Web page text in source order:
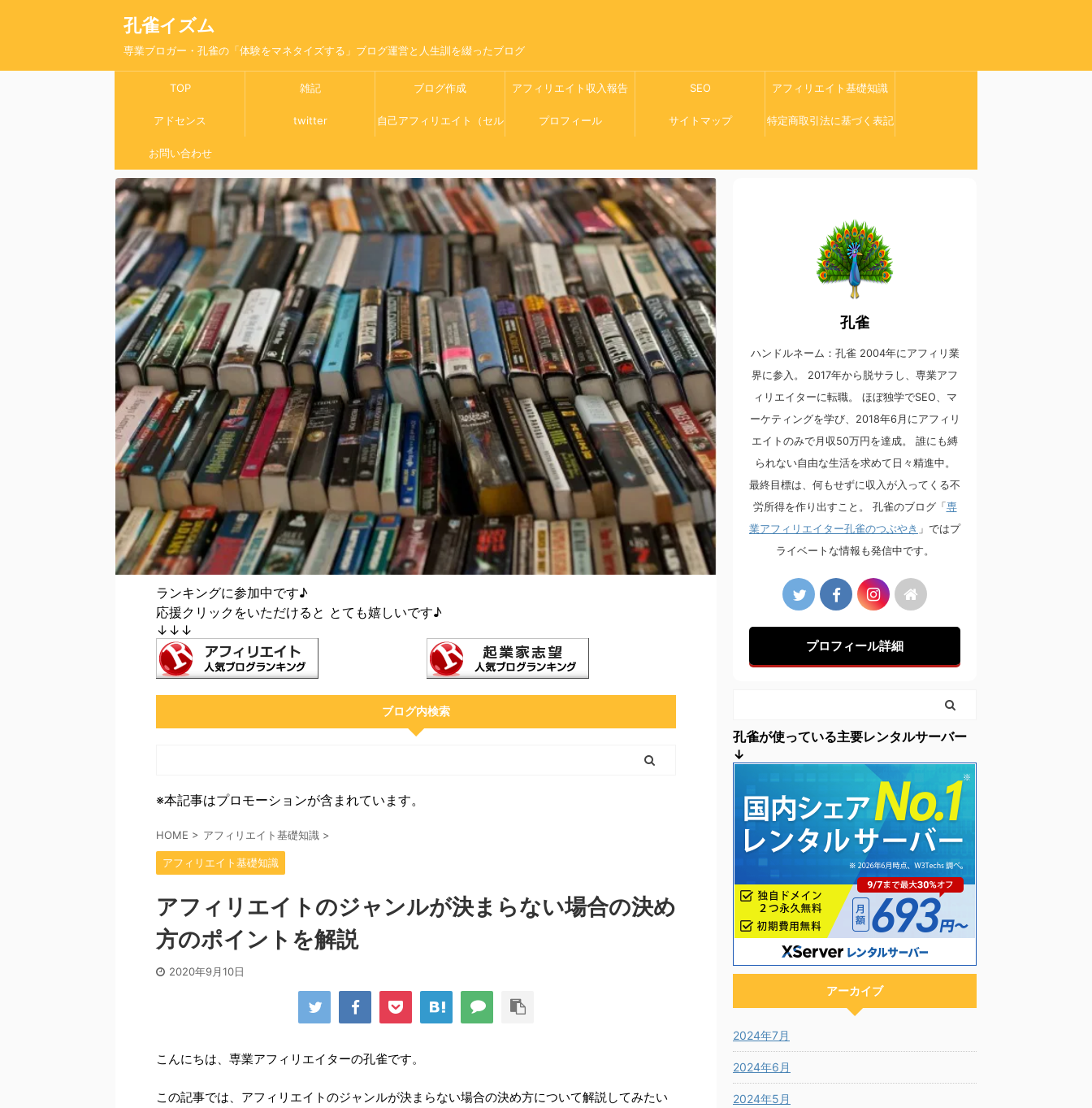
孔雀イズム
専業ブロガー・孔雀の「体験をマネタイズする」ブログ運営と人生訓を綴ったブログ
TOP 雑記 ブログ作成 アフィリエイト収入報告 SEO アフィリエイト基礎知識
アドセンス twitter 自己アフィリエイト（セル プロフィール サイトマップ 特定商取引法に基づく表記
お問い合わせ
ランキングに参加中です♪
応援クリックをいただけると とても嬉しいです♪
↓↓↓
ブログ内検索
※本記事はプロモーションが含まれています。
HOME > アフィリエイト基礎知識 >
アフィリエイト基礎知識
アフィリエイトのジャンルが決まらない場合の決め
方のポイントを解説
2020年9月10日
こんにちは、専業アフィリエイターの孔雀です。
この記事では、アフィリエイトのジャンルが決まらない場合の決め方について解説してみたい
孔雀
ハンドルネーム：孔雀 2004年にアフィリ業
界に参入。 2017年から脱サラし、専業アフ
ィリエイターに転職。 ほぼ独学でSEO、マ
ーケティングを学び、2018年6月にアフィリ
エイトのみで月収50万円を達成。 誰にも縛
られない自由な生活を求めて日々精進中。
最終目標は、何もせずに収入が入ってくる不
労所得を作り出すこと。 孔雀のブログ「 専
業アフィリエイター孔雀のつぶやき 」ではプ
ライベートな情報も発信中です。
プロフィール詳細
孔雀が使っている主要レンタルサーバー
↓
アーカイブ
2024年7月
2024年6月
2024年5月